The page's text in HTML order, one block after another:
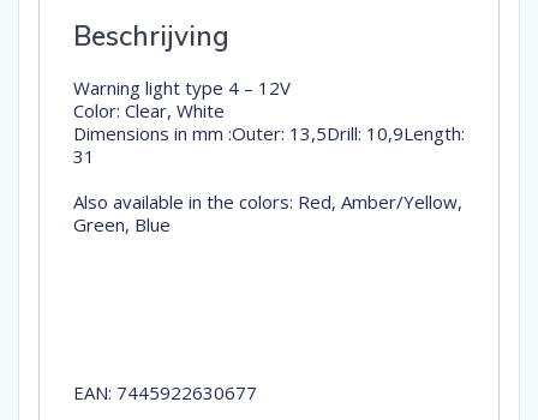
Beschrijving
Warning light type 4 – 12V
Color: Clear, White
Dimensions in mm :Outer: 13,5Drill: 10,9Length:
31
Also available in the colors: Red, Amber/Yellow,
Green, Blue
EAN: 7445922630677